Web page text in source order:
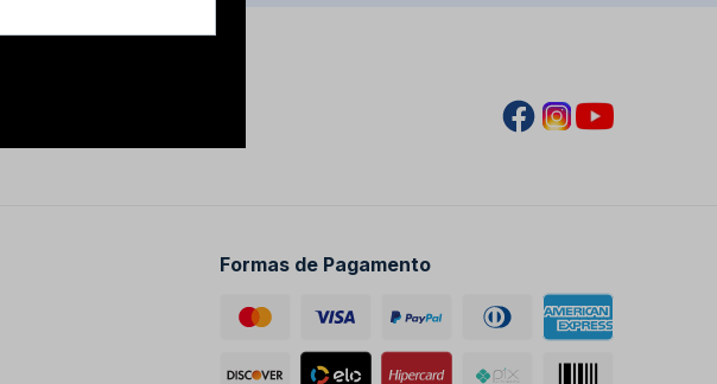
Formas de Pagamento